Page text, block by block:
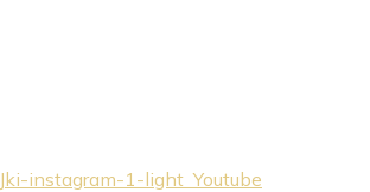
Jki-instagram-1-light Youtube